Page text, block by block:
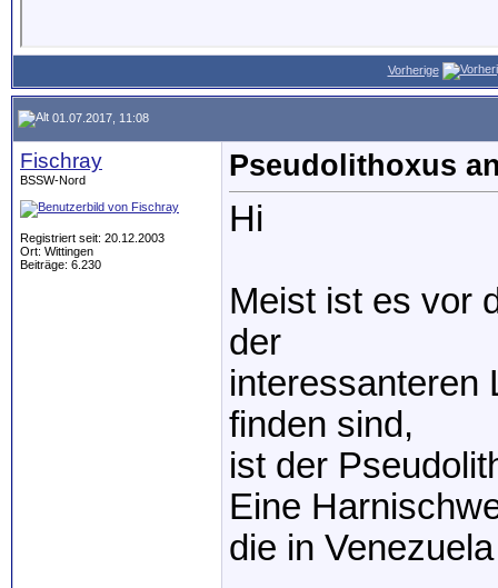
Vorherige
01.07.2017, 11:08
Fischray
BSSW-Nord
Registriert seit: 20.12.2003
Ort: Wittingen
Beiträge: 6.230
Pseudolithoxus
Hi
Meist ist es vor
der
interessanteren
finden sind,
ist der
Eine
die in